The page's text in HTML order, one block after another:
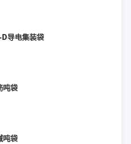
D导电集装袋
吨袋
吨袋